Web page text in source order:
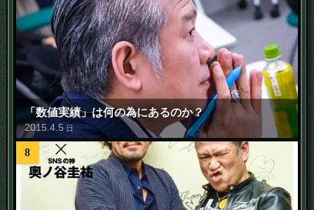
「数値実績」は何の為にあるのか？
2015 .4 .5 日
8